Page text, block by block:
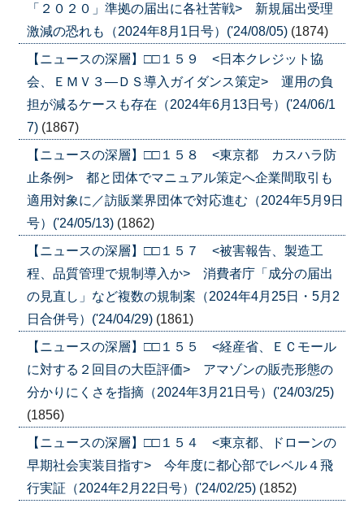
「２０２０」準拠の届出に各社苦戦> 新規届出受理
激減の恐れも（2024年8月1日号）('24/08/05) (1874)
【ニュースの深層】□□１５９ <日本クレジット協
会、ＥＭＶ３―ＤＳ導入ガイダンス策定> 運用の負
担が減るケースも存在（2024年6月13日号）('24/06/1
7) (1867)
【ニュースの深層】□□１５８ <東京都 カスハラ防
止条例> 都と団体でマニュアル策定へ企業間取引も
適用対象に／訪販業界団体で対応進む（2024年5月9日
号）('24/05/13) (1862)
【ニュースの深層】□□１５７ <被害報告、製造工
程、品質管理で規制導入か> 消費者庁「成分の届出
の見直し」など複数の規制案（2024年4月25日・5月2
日合併号）('24/04/29) (1861)
【ニュースの深層】□□１５５ <経産省、ＥＣモール
に対する２回目の大臣評価> アマゾンの販売形態の
分かりにくさを指摘（2024年3月21日号）('24/03/25)
(1856)
【ニュースの深層】□□１５４ <東京都、ドローンの
早期社会実装目指す> 今年度に都心部でレベル４飛
行実証（2024年2月22日号）('24/02/25) (1852)